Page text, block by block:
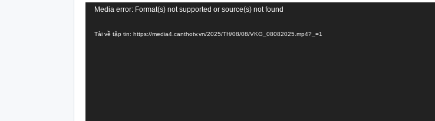
Trình
Video
Media error: Format(s) not supported or source(s) not found
Tải về tập tin: https://media4.canthotv.vn/2025/TH/08/08/VKG_08082025.mp4?_=1